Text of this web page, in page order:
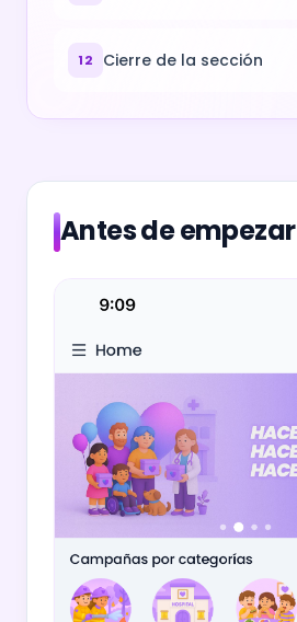
12 Cierre de la sección
Antes de empezar